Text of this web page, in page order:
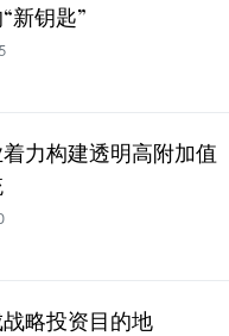
新钥匙”
力构建透明高附加值
略投资目的地